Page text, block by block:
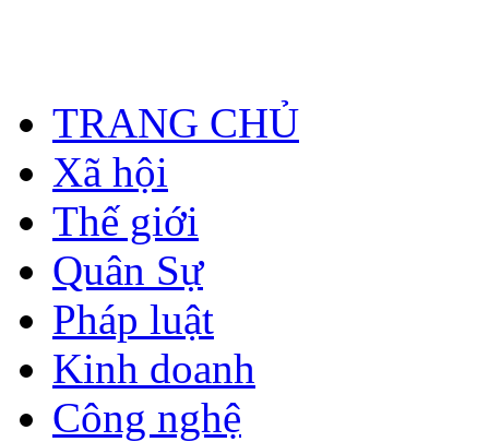
TRANG CHỦ
Xã hội
Thế giới
Quân Sự
Pháp luật
Kinh doanh
Công nghệ